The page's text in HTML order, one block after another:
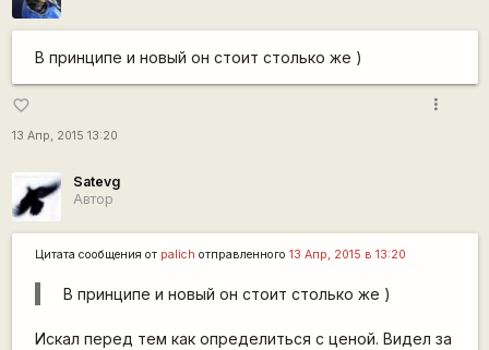
В принципе и новый он стоит столько же )
favorite_border
13 Апр, 2015 13:20
more_vert
Satevg
Автор
Цитата сообщения от palich отправленного 13 Апр, 2015 в 13:20
В принципе и новый он стоит столько же )
Искал перед тем как определиться с ценой. Видел за